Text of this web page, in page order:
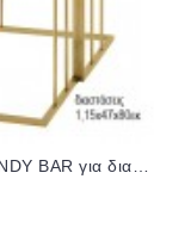
ΤΡΑΠΕΖΙ ΜΕΤΑΛΛΙΚΟ ΜΙΚΡΟ ΓΙΑ CANDY BAR για διακόσμηση ενοικίαση ΝΟ-ΤΡΑΠΕΖΙ ΜΙΚΡΟ CANDY BAR/6913500 25.00€!!!